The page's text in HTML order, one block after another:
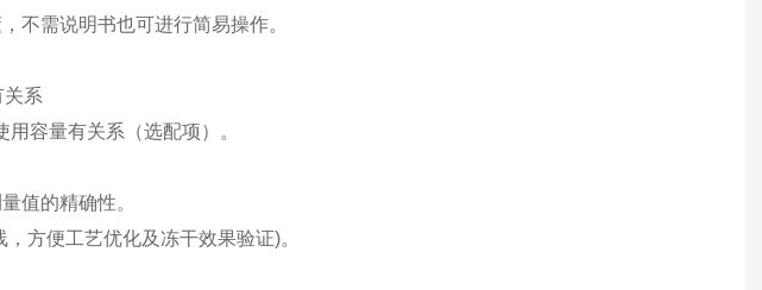
不需说明书也可进行简易操作。
系
容量有关系（选配项）。
值的精确性。
方便工艺优化及冻干效果验证)。